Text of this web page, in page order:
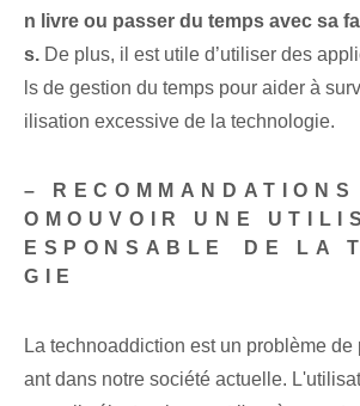
n livre ou passer du temps avec sa
s. De plus, il est utile d’utiliser des
ls de gestion du temps pour aider à
ilisation excessive de la technologie.
– RECOMMANDATIONS
OMOUVOIR UNE
ESPONSABLE⁣ DE LA
GIE
La technoaddiction est un problème
ant dans notre société actuelle.